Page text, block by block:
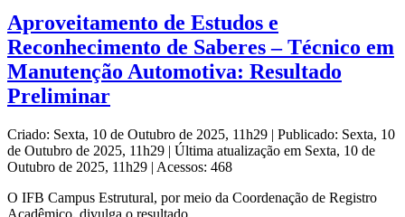
Aproveitamento de Estudos e
Reconhecimento de Saberes – Técnico em
Manutenção Automotiva: Resultado
Preliminar
Criado: Sexta, 10 de Outubro de 2025, 11h29 | Publicado: Sexta, 10
de Outubro de 2025, 11h29 | Última atualização em Sexta, 10 de
Outubro de 2025, 11h29 | Acessos: 468
O IFB Campus Estrutural, por meio da Coordenação de Registro
Acadêmico, divulga o resultado